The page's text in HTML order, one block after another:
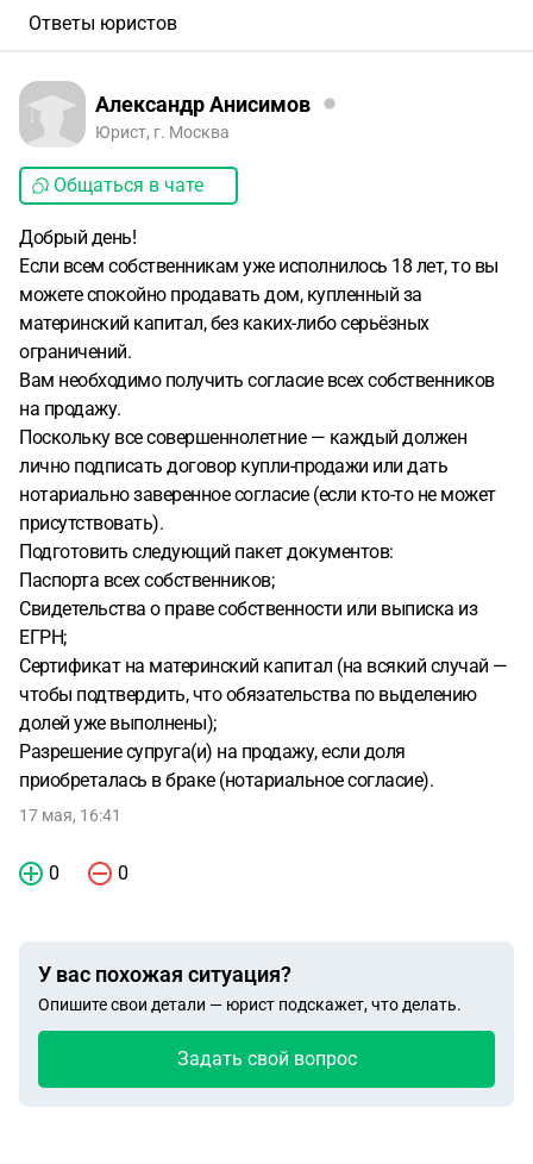
Ответы юристов
Александр Анисимов
Юрист, г. Москва
Общаться в чате
Добрый день!
Если всем собственникам уже исполнилось 18 лет, то вы
можете спокойно продавать дом, купленный за
материнский капитал, без каких-либо серьёзных
ограничений.
Вам необходимо получить согласие всех собственников
на продажу.
Поскольку все совершеннолетние — каждый должен
лично подписать договор купли-продажи или дать
нотариально заверенное согласие (если кто-то не может
присутствовать).
Подготовить следующий пакет документов:
Паспорта всех собственников;
Свидетельства о праве собственности или выписка из
ЕГРН;
Сертификат на материнский капитал (на всякий случай —
чтобы подтвердить, что обязательства по выделению
долей уже выполнены);
Разрешение супруга(и) на продажу, если доля
приобреталась в браке (нотариальное согласие).
17 мая, 16:41
0 0
У вас похожая ситуация?
Опишите свои детали — юрист подскажет, что делать.
Задать свой вопрос